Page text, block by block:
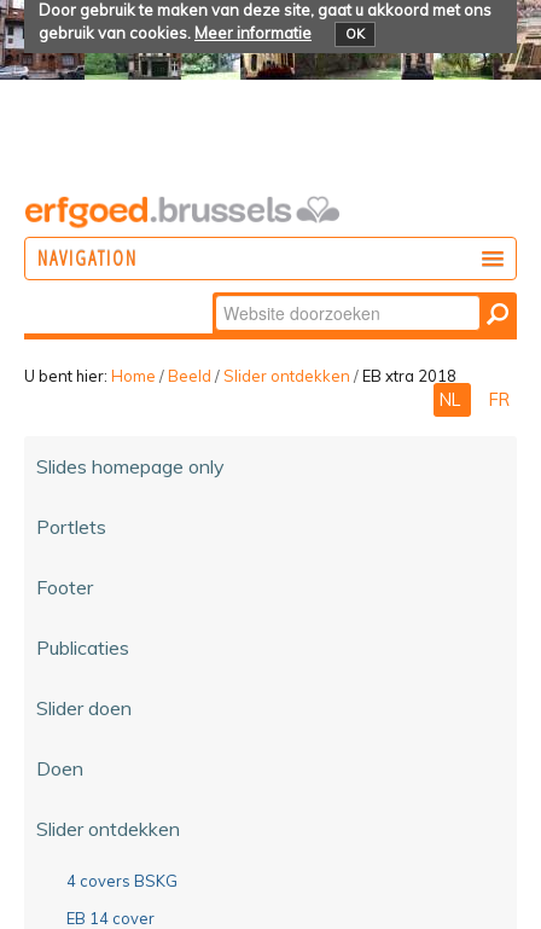
Door gebruik te maken van deze site, gaat u akkoord met ons
gebruik van cookies. Meer informatie OK
NAVIGATION
Zoek
Geavanceerd
zoeken...
U bent hier: Home /Beeld /Slider ontdekken /EB xtra 2018
NL FR
Slides homepage only
Portlets
Footer
Publicaties
Slider doen
Doen
Slider ontdekken
4 covers BSKG
EB 14 cover